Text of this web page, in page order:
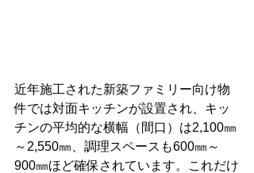
近年施工された新築ファミリー向け物
件では対面キッチンが設置され、キッ
チンの平均的な横幅（間口）は2,100㎜
～2,550㎜、調理スペースも600㎜～
900㎜ほど確保されています。これだけ